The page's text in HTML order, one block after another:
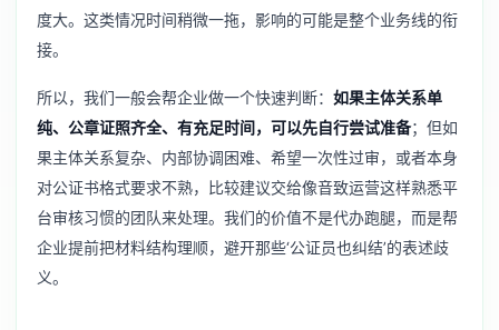
度大。这类情况时间稍微一拖，影响的可能是整个业务线的衔
接。
所以，我们一般会帮企业做一个快速判断： 如果主体关系单
纯、公章证照齐全、有充足时间，可以先自行尝试准备；但如
果主体关系复杂、内部协调困难、希望一次性过审，或者本身
对公证书格式要求不熟，比较建议交给像音致运营这样熟悉平
台审核习惯的团队来处理。我们的价值不是代办跑腿，而是帮
企业提前把材料结构理顺，避开那些‘公证员也纠结’的表述歧
义。